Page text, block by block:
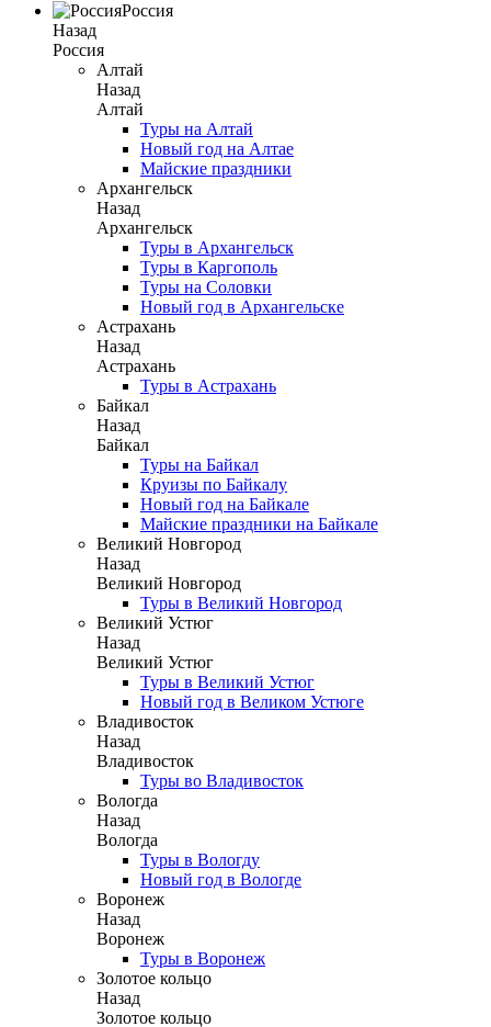
Россия
Назад
Россия
Алтай
Назад
Алтай
Туры на Алтай
Новый год на Алтае
Майские праздники
Архангельск
Назад
Архангельск
Туры в Архангельск
Туры в Каргополь
Туры на Соловки
Новый год в Архангельске
Астрахань
Назад
Астрахань
Туры в Астрахань
Байкал
Назад
Байкал
Туры на Байкал
Круизы по Байкалу
Новый год на Байкале
Майские праздники на Байкале
Великий Новгород
Назад
Великий Новгород
Туры в Великий Новгород
Великий Устюг
Назад
Великий Устюг
Туры в Великий Устюг
Новый год в Великом Устюге
Владивосток
Назад
Владивосток
Туры во Владивосток
Вологда
Назад
Вологда
Туры в Вологду
Новый год в Вологде
Воронеж
Назад
Воронеж
Туры в Воронеж
Золотое кольцо
Назад
Золотое кольцо